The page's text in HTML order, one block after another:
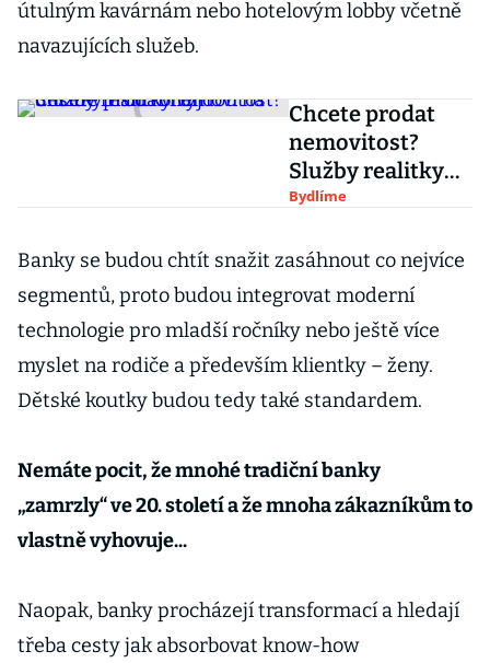
útulným kavárnám nebo hotelovým lobby včetně
navazujících služeb.
Chcete prodat
nemovitost?
Služby realitky
vyjdou na desítky
Bydlíme
Banky se budou chtít snažit zasáhnout co nejvíce
segmentů, proto budou integrovat moderní
technologie pro mladší ročníky nebo ještě více
myslet na rodiče a především klientky – ženy.
Dětské koutky budou tedy také standardem.
Nemáte pocit, že mnohé tradiční banky
„zamrzly“ ve 20. století a že mnoha zákazníkům to
vlastně vyhovuje...
Naopak, banky procházejí transformací a hledají
třeba cesty jak absorbovat know-how